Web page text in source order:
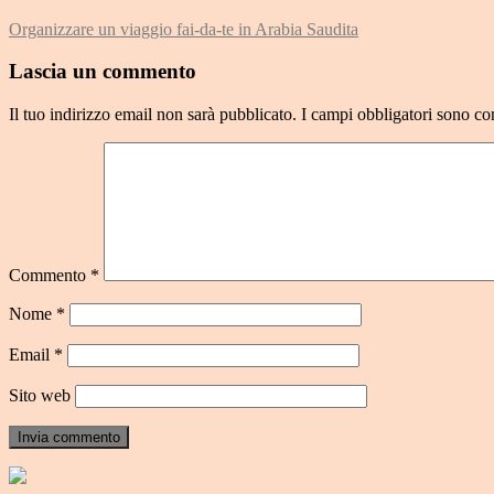
Organizzare un viaggio fai-da-te in Arabia Saudita
Lascia un commento
Il tuo indirizzo email non sarà pubblicato. I campi obbligatori sono
Commento *
Nome *
Email *
Sito web